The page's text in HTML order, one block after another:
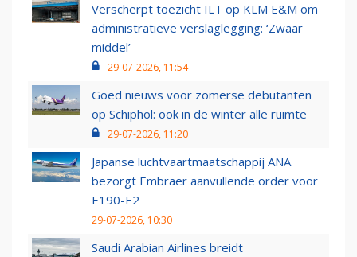
Verscherpt toezicht ILT op KLM E&M om
administratieve verslaglegging: ‘Zwaar
middel’
29-07-2026, 11:54
Goed nieuws voor zomerse debutanten
op Schiphol: ook in de winter alle ruimte
29-07-2026, 11:20
Japanse luchtvaartmaatschappij ANA
bezorgt Embraer aanvullende order voor
E190-E2
29-07-2026, 10:30
Saudi Arabian Airlines breidt